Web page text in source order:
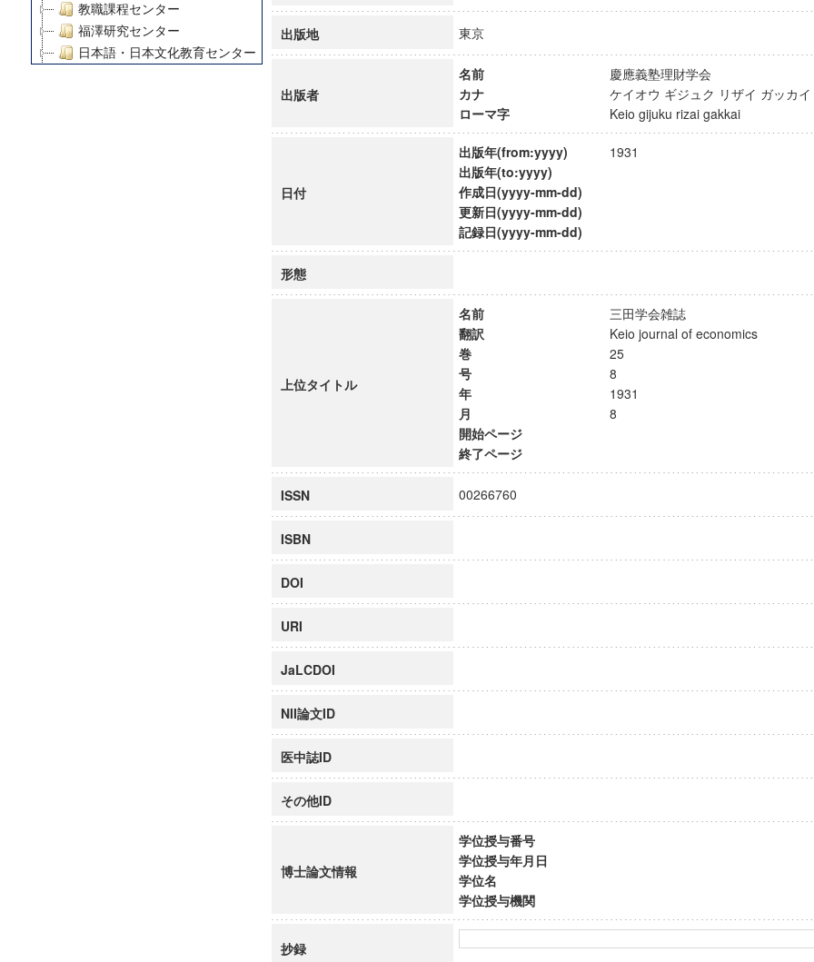
教職課程センター
福澤研究センター
日本語・日本文化教育センター
慶應義塾大学グローバルCOEプログラム市民社会ガバナンス教育研究センター
慶應義塾大学グローバルCOEプログラム論理と感性の先端的教育研究拠点
博士課程教育リーディングプログラム「超成熟社会発展のサイエンス」
出版地 東京
出版者
名前
慶應義塾理財学会
カナ
ケイオウ ギジュク リザイ ガッ
ローマ字
Keio gijuku rizai gakkai
日付
出版年(from:yyyy)
1931
出版年(to:yyyy)
作成日(yyyy-mm-dd)
更新日(yyyy-mm-dd)
記録日(yyyy-mm-dd)
形態
上位タイトル
名前
三田学会雑誌
翻訳
Keio journal of economics
巻
25
号
8
年
1931
月
8
開始ページ
終了ページ
ISSN 00266760
ISBN
DOI
URI
JaLCDOI
NII論文ID
医中誌ID
その他ID
博士論文情報
学位授与番号
学位授与年月日
学位名
学位授与機関
抄録